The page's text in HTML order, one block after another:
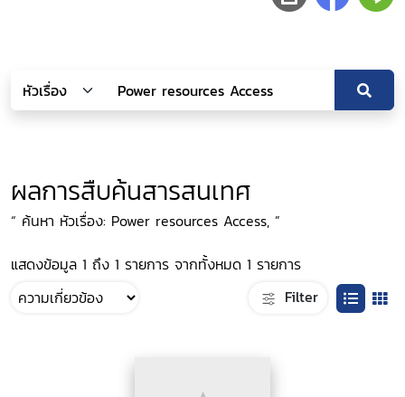
ผลการสืบค้นสารสนเทศ
“ ค้นหา หัวเรื่อง: Power resources Access, ”
แสดงข้อมูล 1 ถึง 1 รายการ จากทั้งหมด 1 รายการ
Filter